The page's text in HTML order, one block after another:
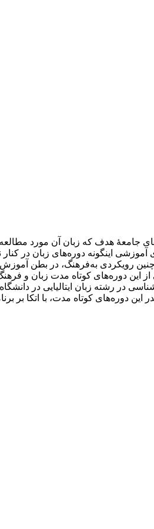
جامعۀ هدف که زبان آن مورد
اینگونه دوره‌های زبان در
رویکردی به‌فرهنگ، در بطن آموزش
این دوره‌های کوتاه مدت زبان و فرهنگ
رشته زبان ایتالیایی در دانشگاه
این دوره‌های کوتاه مدت، با اتکا